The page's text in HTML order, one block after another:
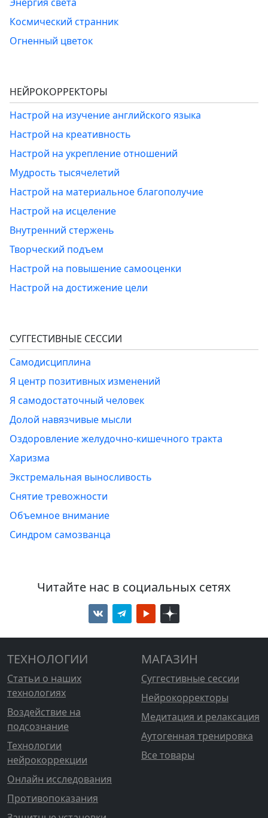
Космический странник
Огненный цветок
НЕЙРОКОРРЕКТОРЫ
Настрой на изучение английского языка
Настрой на креативность
Настрой на укрепление отношений
Мудрость тысячелетий
Настрой на материальное благополучие
Настрой на исцеление
Внутренний стержень
Творческий подъем
Настрой на повышение самооценки
Настрой на достижение цели
СУГГЕСТИВНЫЕ СЕССИИ
Самодисциплина
Я центр позитивных изменений
Я самодостаточный человек
Долой навязчивые мысли
Оздоровление желудочно-кишечного тракта
Харизма
Экстремальная выносливость
Снятие тревожности
Объемное внимание
Синдром самозванца
Читайте нас в социальных сетях
ТЕХНОЛОГИИ
Статьи о наших
технологиях
Воздействие на
подсознание
Технологии
нейрокоррекции
Онлайн исследования
Противопоказания
МАГАЗИН
Суггестивные сессии
Нейрокорректоры
Медитация и релаксация
Аутогенная тренировка
Все товары